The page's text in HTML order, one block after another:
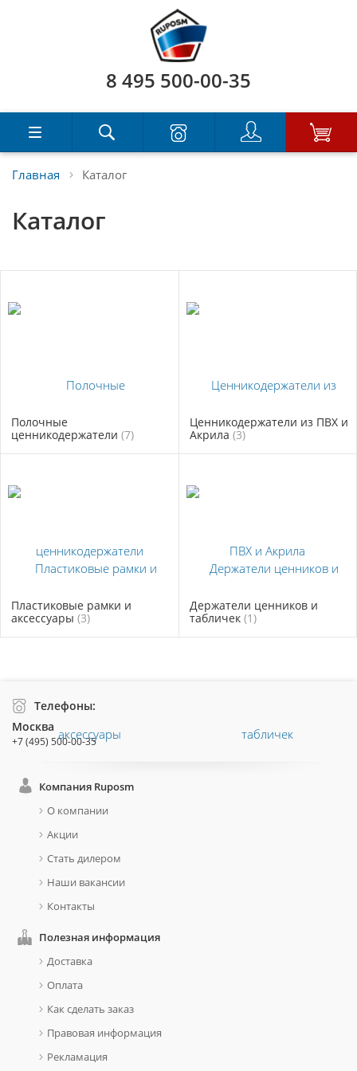
8 495 500-00-35
Главная Каталог
Каталог
Полочные
ценникодержатели (7)
Ценникодержатели из ПВХ и
Акрила (3)
Пластиковые рамки и
аксессуары (3)
Держатели ценников и
табличек (1)
Телефоны:
Москва
+7 (495) 500-00-35
Компания Ruposm
О компании
Акции
Стать дилером
Наши вакансии
Контакты
Полезная информация
Доставка
Оплата
Как сделать заказ
Правовая информация
Рекламация